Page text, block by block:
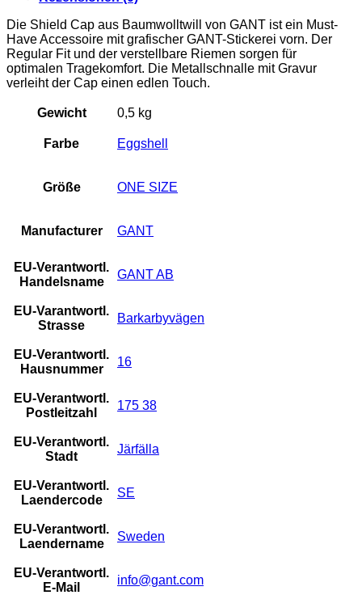
Die Shield Cap aus Baumwolltwill von GANT ist ein Must-
Have Accessoire mit grafischer GANT-Stickerei vorn. Der
Regular Fit und der verstellbare Riemen sorgen für
optimalen Tragekomfort. Die Metallschnalle mit Gravur
verleiht der Cap einen edlen Touch.
Gewicht 0,5 kg
Farbe Eggshell
Größe ONE SIZE
Manufacturer GANT
EU-Verantwortl.
Handelsname
GANT AB
EU-Varantwortl.
Strasse
Barkarbyvägen
EU-Verantwortl.
Hausnummer
16
EU-Verantwortl.
Postleitzahl
175 38
EU-Verantwortl.
Stadt
Järfälla
EU-Verantwortl.
Laendercode
SE
EU-Verantwortl.
Laendername
Sweden
EU-Verantwortl.
E-Mail
info@gant.com